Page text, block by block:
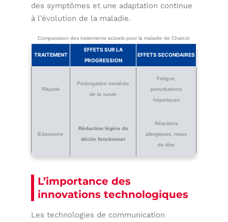
des symptômes et une adaptation continue
à l’évolution de la maladie.
Comparaison des traitements actuels pour la maladie de Charcot
TRAITEMENT
EFFETS SUR LA
PROGRESSION
EFFETS SECONDAIRES
Riluzole
Prolongation modérée
de la survie
Fatigue,
perturbations
hépatiques
Edaravone
Réduction légère du
déclin fonctionnel
Réactions
allergiques, maux
de tête
L’importance des
innovations technologiques
Les technologies de communication